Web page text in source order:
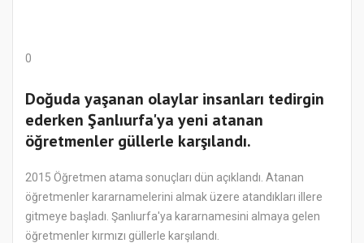
0
Doğuda yaşanan olaylar insanları tedirgin
ederken Şanlıurfa'ya yeni atanan
öğretmenler güllerle karşılandı.
2015 Öğretmen atama sonuçları dün açıklandı. Atanan
öğretmenler kararnamelerini almak üzere atandıkları illere
gitmeye başladı. Şanlıurfa'ya kararnamesini almaya gelen
öğretmenler kırmızı güllerle karşılandı.